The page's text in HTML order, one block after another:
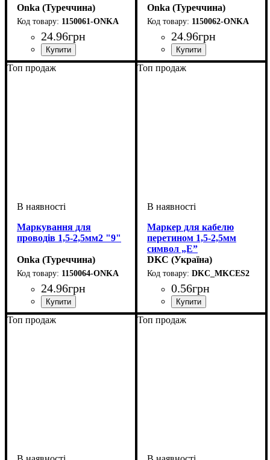
Onka (Туреччина)
1150061-ONKA
24.96грн
Обладнання: засувка
Для перетину, мм2: 1,5-2,5
Символ: 6
Onka (Туреччина)
1150062-ONKA
24.96грн
Обладнання: засувка
Для перетину, мм2: 1,5-2,5
Символ: 7
Топ продаж
Маркування для
проводів 1,5-2,5мм2 "9"
Onka (Туреччина)
1150064-ONKA
24.96грн
Обладнання: засувка
Для перетину, мм2: 1,5-2,5
Символ: 9
Топ продаж
Маркер для кабелю
перетином 1,5-2,5мм
символ „E”
DKC (Україна)
DKC_MKCES2
0.56грн
Обладнання: засувка
Для перетину, мм2: 1,5-2,5
Символ: E
Топ продаж Топ продаж